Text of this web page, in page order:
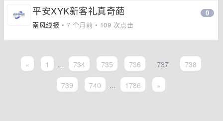
平安XYK新客礼真奇葩
南风线报 • 7 个月前 • 109 次点击
0
« 1 ... 734 735 736 737 738
739 740 ... 1786 »